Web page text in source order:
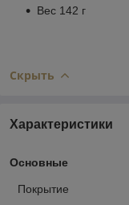
Вес 142 г
Скрыть
Характеристики
Основные
Покрытие